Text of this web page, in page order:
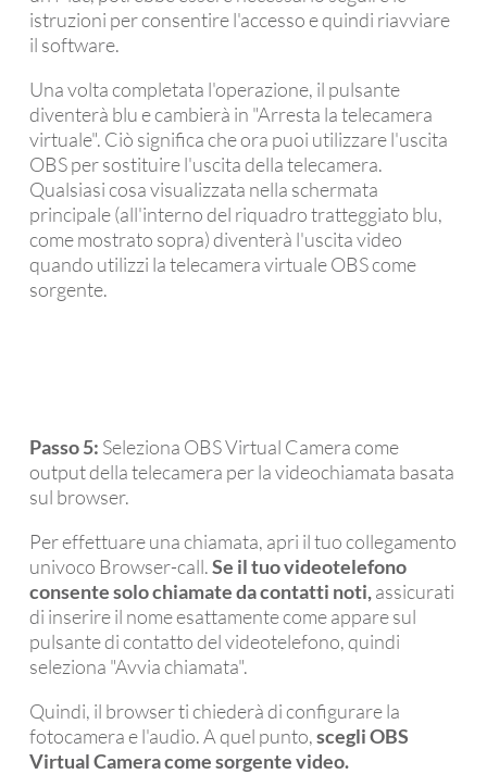
istruzioni per consentire l'accesso e quindi riavviare
il software.
Una volta completata l'operazione, il pulsante
diventerà blu e cambierà in "Arresta la telecamera
virtuale". Ciò significa che ora puoi utilizzare l'uscita
OBS per sostituire l'uscita della telecamera.
Qualsiasi cosa visualizzata nella schermata
principale (all'interno del riquadro tratteggiato blu,
come mostrato sopra) diventerà l'uscita video
quando utilizzi la telecamera virtuale OBS come
sorgente.
Passo 5: Seleziona OBS Virtual Camera come
output della telecamera per la videochiamata basata
sul browser.
Per effettuare una chiamata, apri il tuo collegamento
univoco Browser-call.Se il tuo videotelefono
consente solo chiamate da contatti noti,assicurati
di inserire il nome esattamente come appare sul
pulsante di contatto del videotelefono, quindi
seleziona "Avvia chiamata".
Quindi, il browser ti chiederà di configurare la
fotocamera e l'audio. A quel punto,scegli OBS
Virtual Camera come sorgente video.